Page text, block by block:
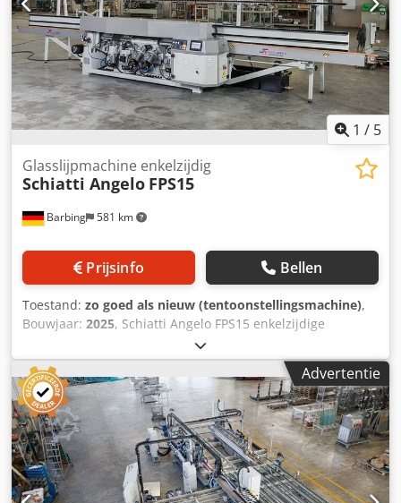
1 / 5
Barbing 581 km
Glasslijpmachine enkelzijdig
Schiatti Angelo FPS15
Prijsinfo Bellen
Toestand: zo goed als nieuw (tentoonstellingsmachine),
Bouwjaar: 2025, Schiatti Angelo FPS15 enkelzijdige
schuurmachine voor rechte randen met zoom 4x
oppervlakte spindel (2x diamant, 2x polijstmachine) 4x
zoomspindel (2x diamant, 2x polijstmachine) - Glasdikte 3-
20 mm - Minimale afmetingen 150 x 150 mm - Maximaal
laadgewicht 1.000 kg - Werkhoogte 765 mm - solide,
duurzame platentransporteur geleid door kogellagers -
Veren voor automatische dikteverstelling - Opvangbak voor
afvalwater - 2 meter uitlaat en inlaat Csdpfxewd Eydo
Aqpsha - Totale lengte 6977 mm
Advertentie